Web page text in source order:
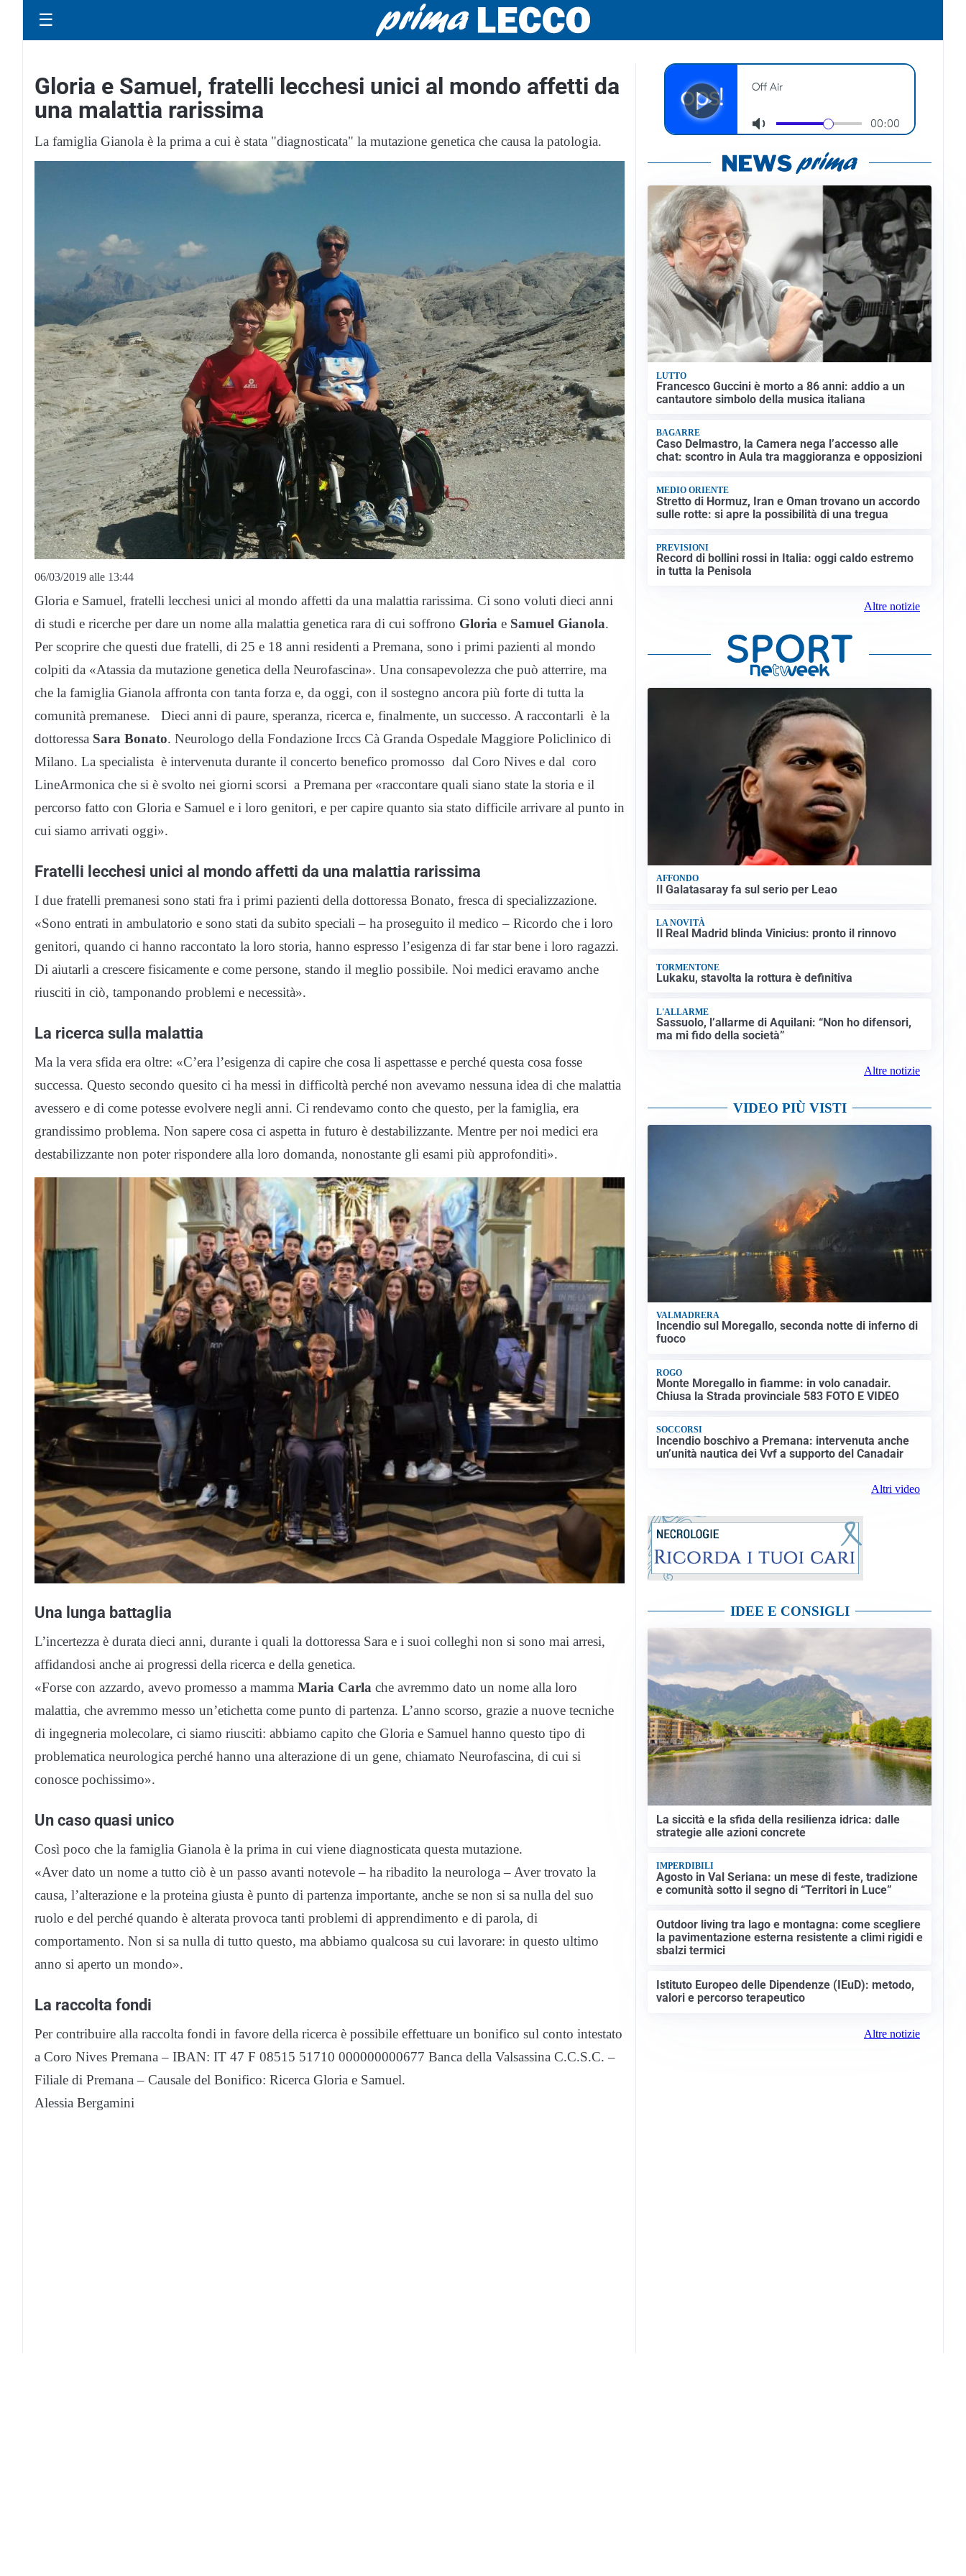
☰
Gloria e Samuel, fratelli lecchesi unici al mondo affetti da
una malattia rarissima
La famiglia Gianola è la prima a cui è stata "diagnosticata" la mutazione genetica che causa la patologia.
06/03/2019 alle 13:44
Gloria e Samuel, fratelli lecchesi unici al mondo affetti da una malattia rarissima. Ci sono voluti dieci anni
di studi e ricerche per dare un nome alla malattia genetica rara di cui soffrono Gloria e Samuel Gianola.
Per scoprire che questi due fratelli, di 25 e 18 anni residenti a Premana, sono i primi pazienti al mondo
colpiti da «Atassia da mutazione genetica della Neurofascina». Una consapevolezza che può atterrire, ma
che la famiglia Gianola affronta con tanta forza e, da oggi, con il sostegno ancora più forte di tutta la
comunità premanese. Dieci anni di paure, speranza, ricerca e, finalmente, un successo. A raccontarli è la
dottoressa Sara Bonato. Neurologo della Fondazione Irccs Cà Granda Ospedale Maggiore Policlinico di
Milano. La specialista è intervenuta durante il concerto benefico promosso dal Coro Nives e dal coro
LineArmonica che si è svolto nei giorni scorsi a Premana per «raccontare quali siano state la storia e il
percorso fatto con Gloria e Samuel e i loro genitori, e per capire quanto sia stato difficile arrivare al punto in
cui siamo arrivati oggi».
Fratelli lecchesi unici al mondo affetti da una malattia rarissima
I due fratelli premanesi sono stati fra i primi pazienti della dottoressa Bonato, fresca di specializzazione.
«Sono entrati in ambulatorio e sono stati da subito speciali – ha proseguito il medico – Ricordo che i loro
genitori, quando ci hanno raccontato la loro storia, hanno espresso l’esigenza di far star bene i loro ragazzi.
Di aiutarli a crescere fisicamente e come persone, stando il meglio possibile. Noi medici eravamo anche
riusciti in ciò, tamponando problemi e necessità».
La ricerca sulla malattia
Ma la vera sfida era oltre: «C’era l’esigenza di capire che cosa li aspettasse e perché questa cosa fosse
successa. Questo secondo quesito ci ha messi in difficoltà perché non avevamo nessuna idea di che malattia
avessero e di come potesse evolvere negli anni. Ci rendevamo conto che questo, per la famiglia, era
grandissimo problema. Non sapere cosa ci aspetta in futuro è destabilizzante. Mentre per noi medici era
destabilizzante non poter rispondere alla loro domanda, nonostante gli esami più approfonditi».
Una lunga battaglia
L’incertezza è durata dieci anni, durante i quali la dottoressa Sara e i suoi colleghi non si sono mai arresi,
affidandosi anche ai progressi della ricerca e della genetica.
«Forse con azzardo, avevo promesso a mamma Maria Carla che avremmo dato un nome alla loro
malattia, che avremmo messo un’etichetta come punto di partenza. L’anno scorso, grazie a nuove tecniche
di ingegneria molecolare, ci siamo riusciti: abbiamo capito che Gloria e Samuel hanno questo tipo di
problematica neurologica perché hanno una alterazione di un gene, chiamato Neurofascina, di cui si
conosce pochissimo».
Un caso quasi unico
Così poco che la famiglia Gianola è la prima in cui viene diagnosticata questa mutazione.
«Aver dato un nome a tutto ciò è un passo avanti notevole – ha ribadito la neurologa – Aver trovato la
causa, l’alterazione e la proteina giusta è punto di partenza importante, anche se non si sa nulla del suo
ruolo e del perché quando è alterata provoca tanti problemi di apprendimento e di parola, di
comportamento. Non si sa nulla di tutto questo, ma abbiamo qualcosa su cui lavorare: in questo ultimo
anno si aperto un mondo».
La raccolta fondi
Per contribuire alla raccolta fondi in favore della ricerca è possibile effettuare un bonifico sul conto intestato
a Coro Nives Premana – IBAN: IT 47 F 08515 51710 000000000677 Banca della Valsassina C.C.S.C. –
Filiale di Premana – Causale del Bonifico: Ricerca Gloria e Samuel.
Alessia Bergamini
LUTTO
Francesco Guccini è morto a 86 anni: addio a un
cantautore simbolo della musica italiana
BAGARRE
Caso Delmastro, la Camera nega l’accesso alle
chat: scontro in Aula tra maggioranza e opposizioni
MEDIO ORIENTE
Stretto di Hormuz, Iran e Oman trovano un accordo
sulle rotte: si apre la possibilità di una tregua
PREVISIONI
Record di bollini rossi in Italia: oggi caldo estremo
in tutta la Penisola
Altre notizie
AFFONDO
Il Galatasaray fa sul serio per Leao
LA NOVITÀ
Il Real Madrid blinda Vinicius: pronto il rinnovo
TORMENTONE
Lukaku, stavolta la rottura è definitiva
L'ALLARME
Sassuolo, l’allarme di Aquilani: “Non ho difensori,
ma mi fido della società”
Altre notizie
VIDEO PIÙ VISTI
VALMADRERA
Incendio sul Moregallo, seconda notte di inferno di
fuoco
ROGO
Monte Moregallo in fiamme: in volo canadair.
Chiusa la Strada provinciale 583 FOTO E VIDEO
SOCCORSI
Incendio boschivo a Premana: intervenuta anche
un’unità nautica dei Vvf a supporto del Canadair
Altri video
IDEE E CONSIGLI
La siccità e la sfida della resilienza idrica: dalle
strategie alle azioni concrete
IMPERDIBILI
Agosto in Val Seriana: un mese di feste, tradizione
e comunità sotto il segno di “Territori in Luce”
Outdoor living tra lago e montagna: come scegliere
la pavimentazione esterna resistente a climi rigidi e
sbalzi termici
Istituto Europeo delle Dipendenze (IEuD): metodo,
valori e percorso terapeutico
Altre notizie